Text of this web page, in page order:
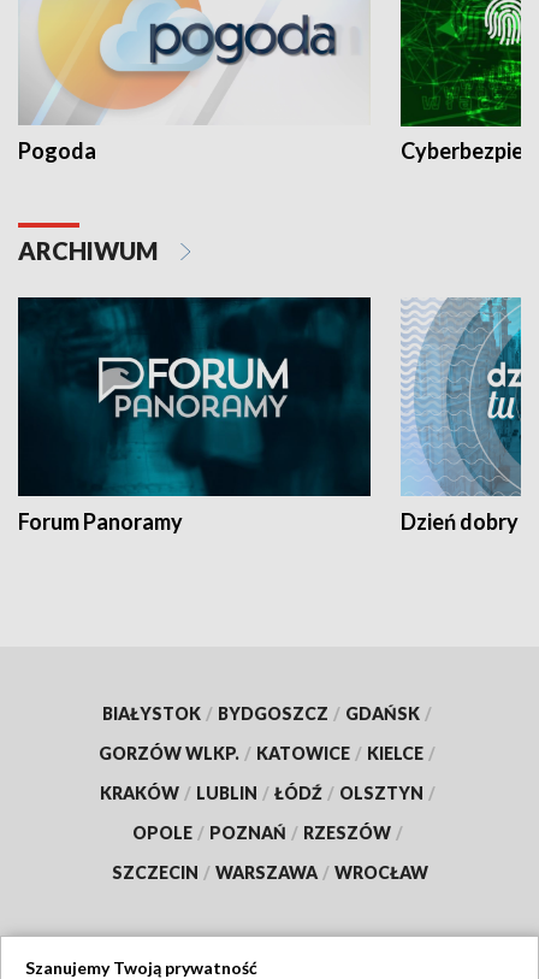
Pogoda
ARCHIWUM
Forum Panoramy Dzień dobry
BIAŁYSTOK / BYDGOSZCZ / GDAŃSK /
GORZÓW WLKP. / KATOWICE / KIELCE /
KRAKÓW / LUBLIN / ŁÓDŹ / OLSZTYN /
OPOLE / POZNAŃ / RZESZÓW /
SZCZECIN / WARSZAWA / WROCŁAW
Szanujemy Twoją prywatność